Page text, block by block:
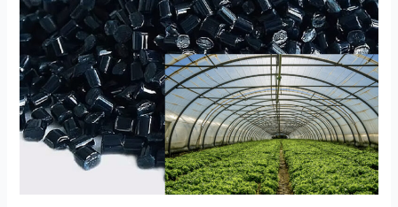
Alta
Transparência